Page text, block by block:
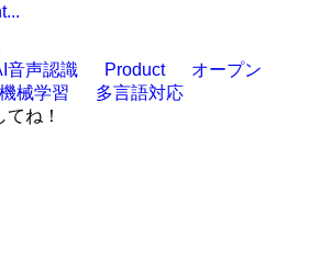
音声認識 Product
オープン
械学習
多言語対応
ね！